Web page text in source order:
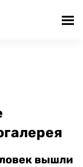
вышли